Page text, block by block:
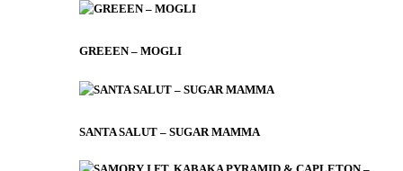
GREEEN – MOGLI
SANTA SALUT – SUGAR MAMMA